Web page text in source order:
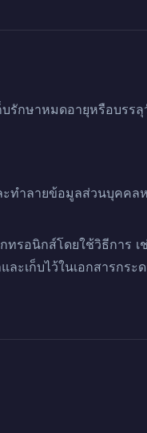
รักษาหมดอายุหรือบรร
ทำลายข้อมูลส่วนบุคคล
รอนิกส์โดยใช้วิธีการ เ
ะเก็บไว้ในเอกสารกระ